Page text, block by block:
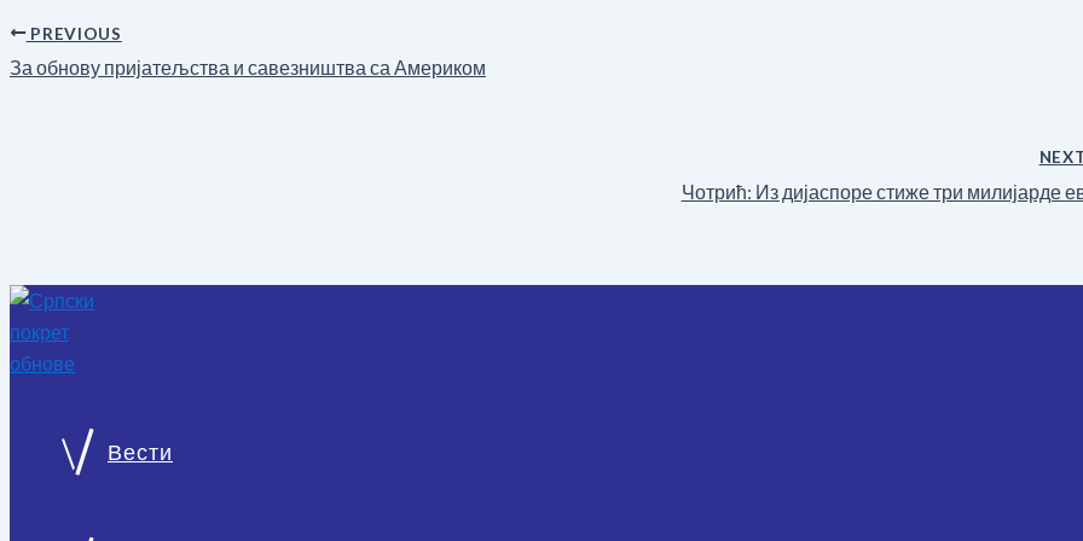
Вести
PREVIOUS
За обнову пријатељства и савезништва са Америком
Чотрић: Из дијаспоре стиже три милијарде
О нама